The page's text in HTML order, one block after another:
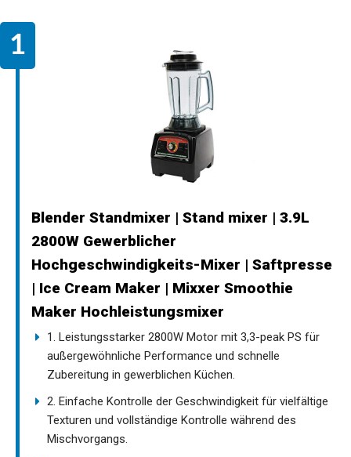
Blender Standmixer | Stand mixer | 3.9L
2800W Gewerblicher
Hochgeschwindigkeits-Mixer | Saftpresse
| Ice Cream Maker | Mixxer Smoothie
Maker Hochleistungsmixer
1. Leistungsstarker 2800W Motor mit 3,3-peak PS für
außergewöhnliche Performance und schnelle
Zubereitung in gewerblichen Küchen.
2. Einfache Kontrolle der Geschwindigkeit für vielfältige
Texturen und vollständige Kontrolle während des
Mischvorgangs.